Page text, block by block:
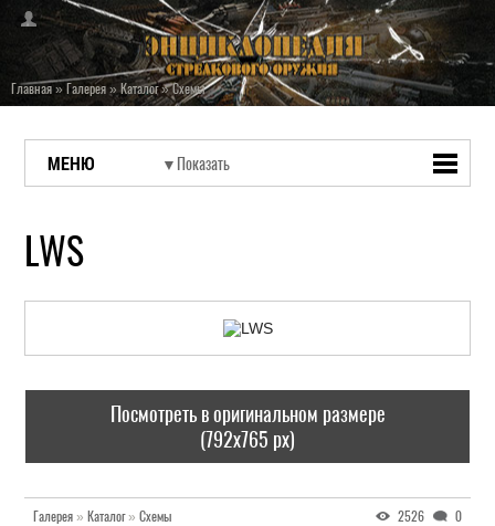
Главная»Галерея»Каталог»Схемы
МЕНЮ
LWS
Посмотреть в оригинальном размере
(792x765 px)
Галерея » Каталог» Схемы 2526 0